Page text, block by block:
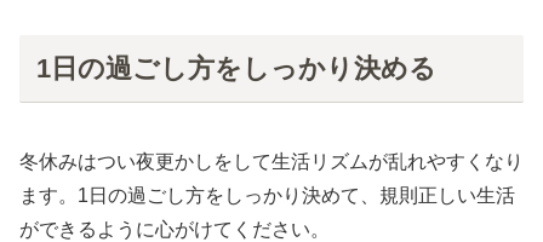
1日の過ごし方をしっかり決める
冬休みはつい夜更かしをして生活リズムが乱れやすくなり
ます。1日の過ごし方をしっかり決めて、規則正しい生活
ができるように心がけてください。